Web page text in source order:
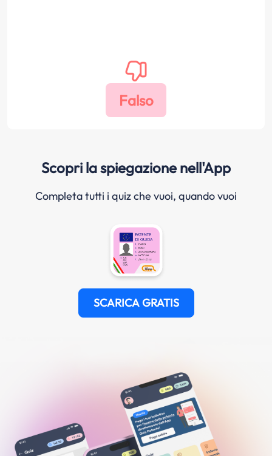
Scopri la spiegazione nell'App
Completa tutti i quiz che vuoi, quando vuoi
SCARICA GRATIS